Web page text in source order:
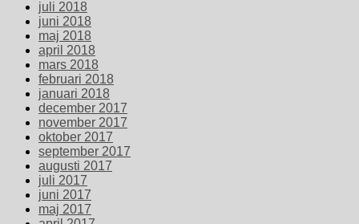
juli 2018
juni 2018
maj 2018
april 2018
mars 2018
februari 2018
januari 2018
december 2017
november 2017
oktober 2017
september 2017
augusti 2017
juli 2017
juni 2017
maj 2017